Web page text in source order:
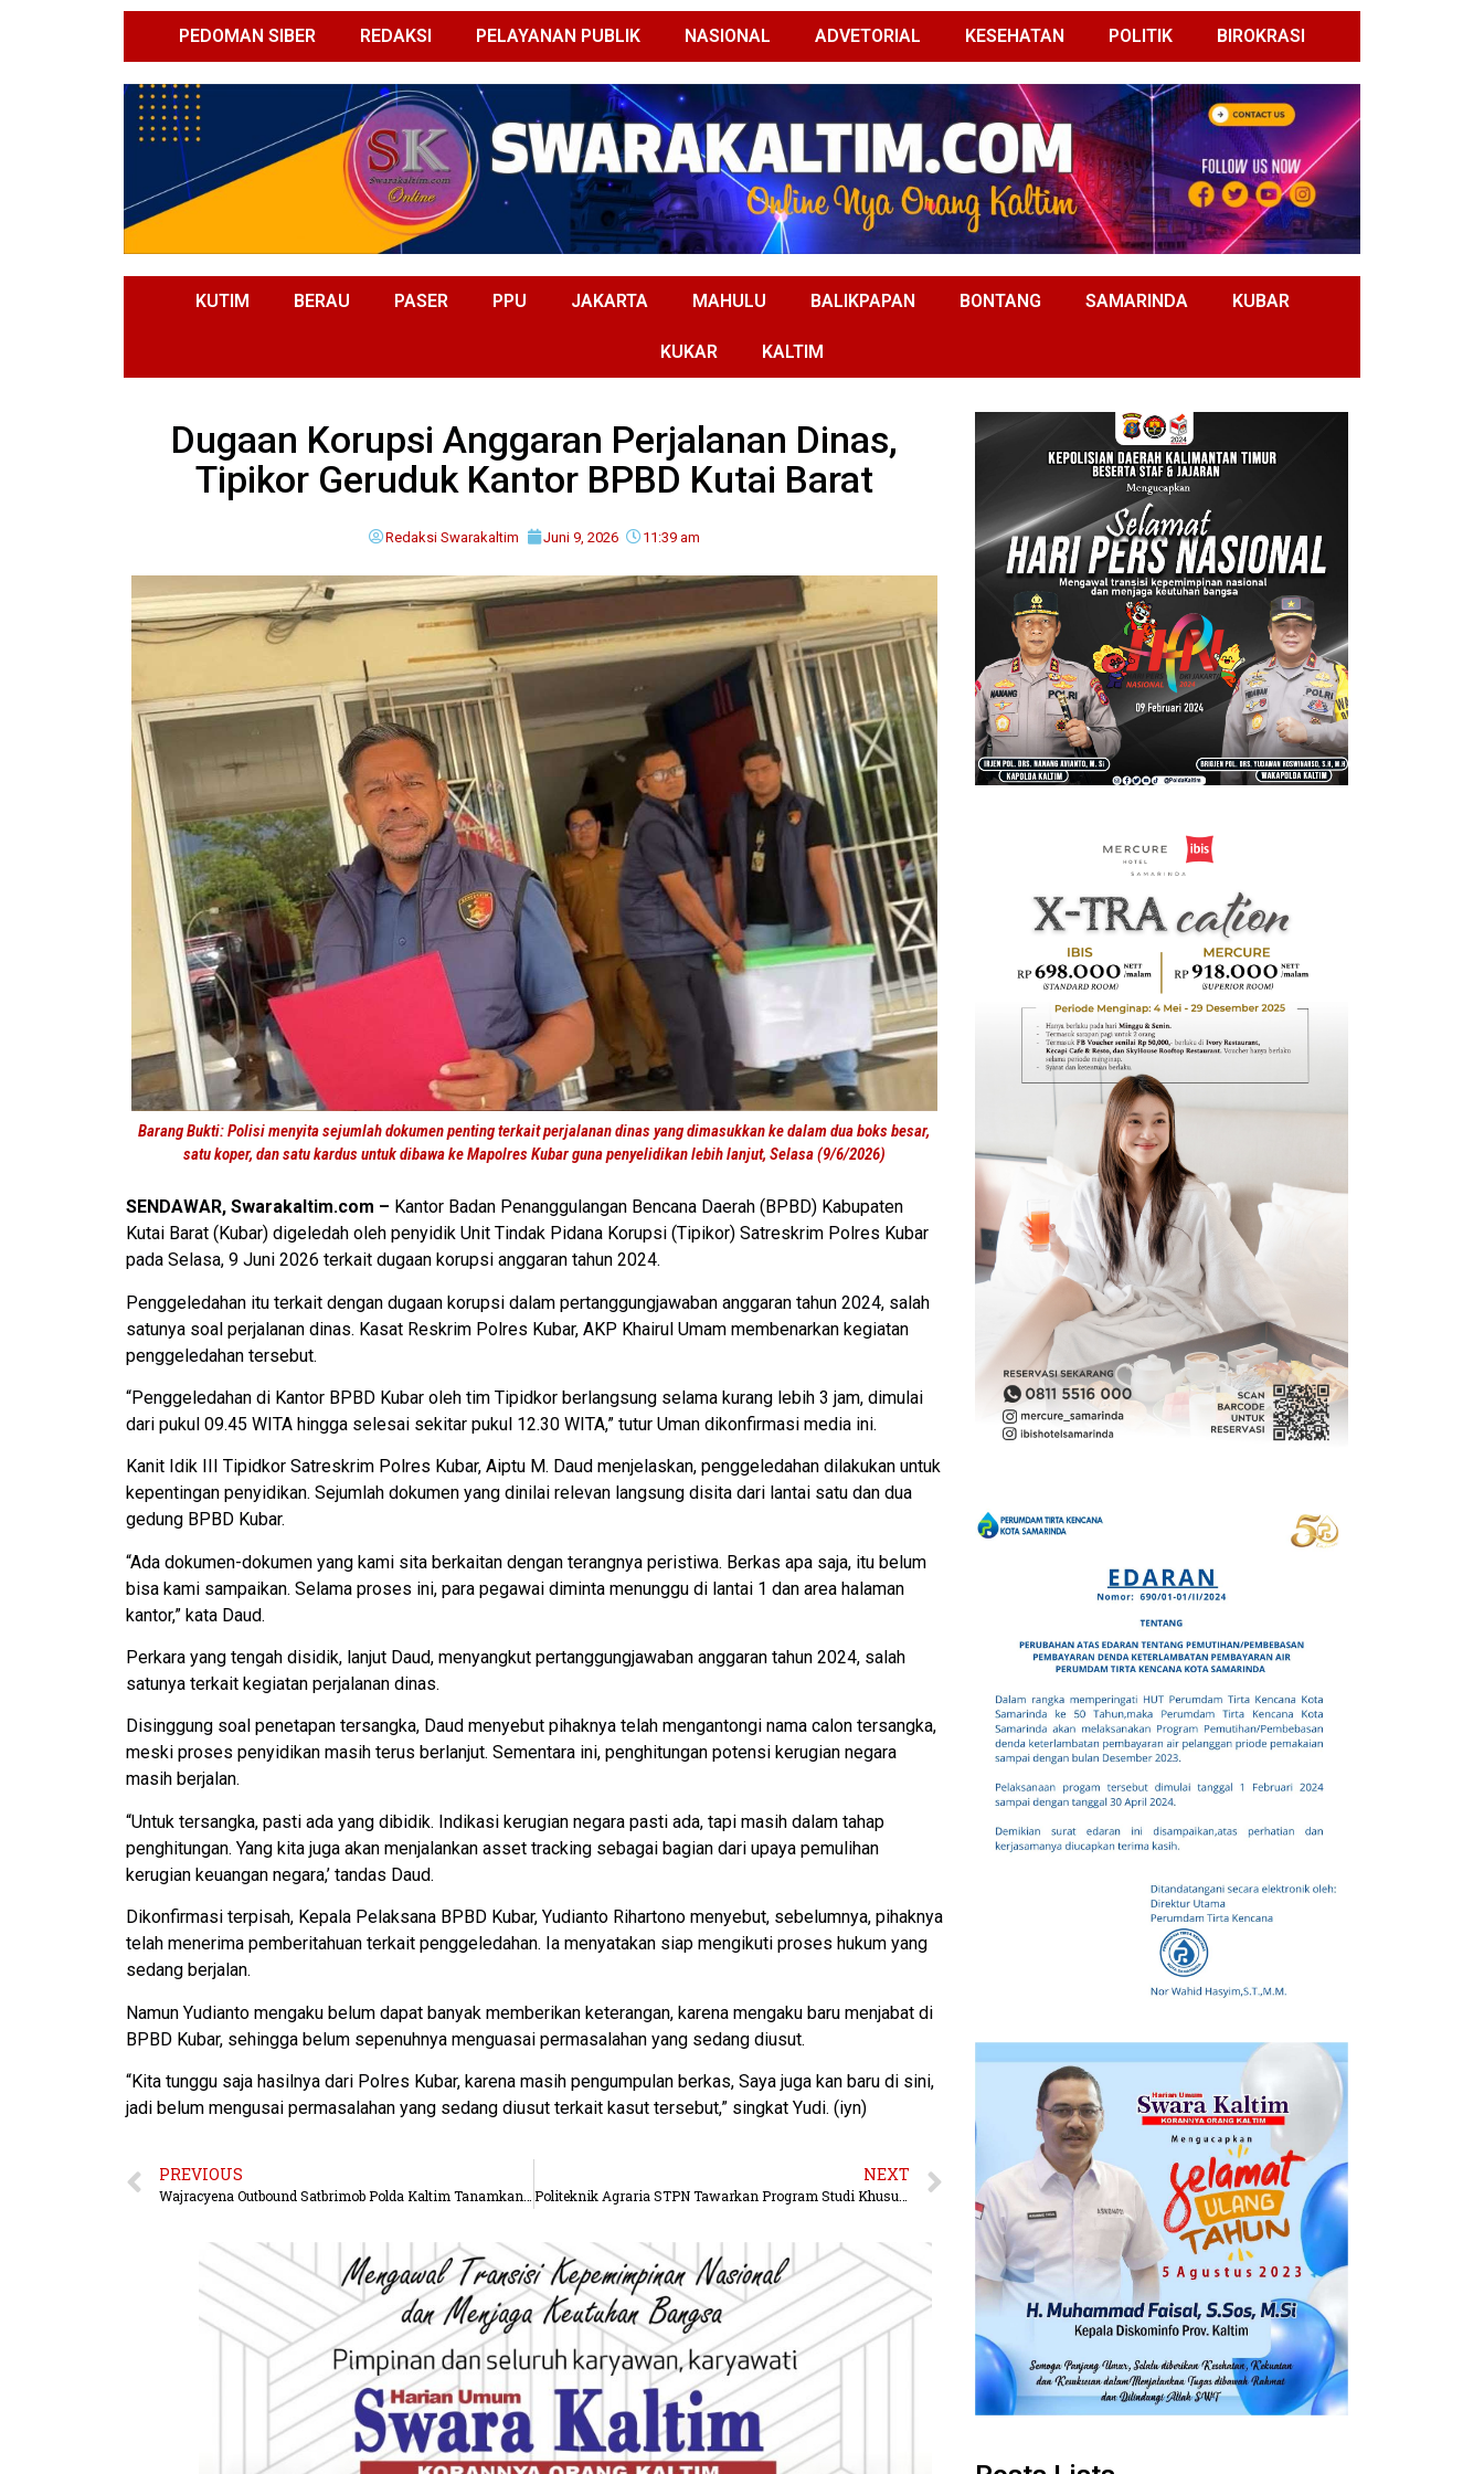
PEDOMAN SIBER REDAKSI PELAYANAN PUBLIK NASIONAL ADVETORIAL KESEHATAN POLITIK BIROKRASI
KUTIM BERAU PASER PPU JAKARTA MAHULU BALIKPAPAN BONTANG SAMARINDA KUBAR
KUKAR KALTIM
Dugaan Korupsi Anggaran Perjalanan Dinas,
Tipikor Geruduk Kantor BPBD Kutai Barat
Redaksi Swarakaltim Juni 9, 2026 11:39 am
Barang Bukti: Polisi menyita sejumlah dokumen penting terkait perjalanan dinas yang dimasukkan ke dalam dua boks besar,
satu koper, dan satu kardus untuk dibawa ke Mapolres Kubar guna penyelidikan lebih lanjut, Selasa (9/6/2026)
SENDAWAR, Swarakaltim.com – Kantor Badan Penanggulangan Bencana Daerah (BPBD) Kabupaten
Kutai Barat (Kubar) digeledah oleh penyidik Unit Tindak Pidana Korupsi (Tipikor) Satreskrim Polres Kubar
pada Selasa, 9 Juni 2026 terkait dugaan korupsi anggaran tahun 2024.
Penggeledahan itu terkait dengan dugaan korupsi dalam pertanggungjawaban anggaran tahun 2024, salah
satunya soal perjalanan dinas. Kasat Reskrim Polres Kubar, AKP Khairul Umam membenarkan kegiatan
penggeledahan tersebut.
“Penggeledahan di Kantor BPBD Kubar oleh tim Tipidkor berlangsung selama kurang lebih 3 jam, dimulai
dari pukul 09.45 WITA hingga selesai sekitar pukul 12.30 WITA,” tutur Uman dikonfirmasi media ini.
Kanit Idik III Tipidkor Satreskrim Polres Kubar, Aiptu M. Daud menjelaskan, penggeledahan dilakukan untuk
kepentingan penyidikan. Sejumlah dokumen yang dinilai relevan langsung disita dari lantai satu dan dua
gedung BPBD Kubar.
“Ada dokumen-dokumen yang kami sita berkaitan dengan terangnya peristiwa. Berkas apa saja, itu belum
bisa kami sampaikan. Selama proses ini, para pegawai diminta menunggu di lantai 1 dan area halaman
kantor,” kata Daud.
Perkara yang tengah disidik, lanjut Daud, menyangkut pertanggungjawaban anggaran tahun 2024, salah
satunya terkait kegiatan perjalanan dinas.
Disinggung soal penetapan tersangka, Daud menyebut pihaknya telah mengantongi nama calon tersangka,
meski proses penyidikan masih terus berlanjut. Sementara ini, penghitungan potensi kerugian negara
masih berjalan.
“Untuk tersangka, pasti ada yang dibidik. Indikasi kerugian negara pasti ada, tapi masih dalam tahap
penghitungan. Yang kita juga akan menjalankan asset tracking sebagai bagian dari upaya pemulihan
kerugian keuangan negara,’ tandas Daud.
Dikonfirmasi terpisah, Kepala Pelaksana BPBD Kubar, Yudianto Rihartono menyebut, sebelumnya, pihaknya
telah menerima pemberitahuan terkait penggeledahan. Ia menyatakan siap mengikuti proses hukum yang
sedang berjalan.
Namun Yudianto mengaku belum dapat banyak memberikan keterangan, karena mengaku baru menjabat di
BPBD Kubar, sehingga belum sepenuhnya menguasai permasalahan yang sedang diusut.
“Kita tunggu saja hasilnya dari Polres Kubar, karena masih pengumpulan berkas, Saya juga kan baru di sini,
jadi belum mengusai permasalahan yang sedang diusut terkait kasut tersebut,” singkat Yudi. (iyn)
PREVIOUS
Wajracyena Outbound Satbrimob Polda Kaltim Tanamkan Jiwa Disiplin Pada Pelajar SMP IT Istiqomah Balikpapan
NEXT
Politeknik Agraria STPN Tawarkan Program Studi Khusus di Bidang Agraria, Pertanahan, dan Tata Ruang